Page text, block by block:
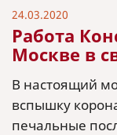
24.03.2020
Работа
Москве в
В настоящий
вспышку
печальные